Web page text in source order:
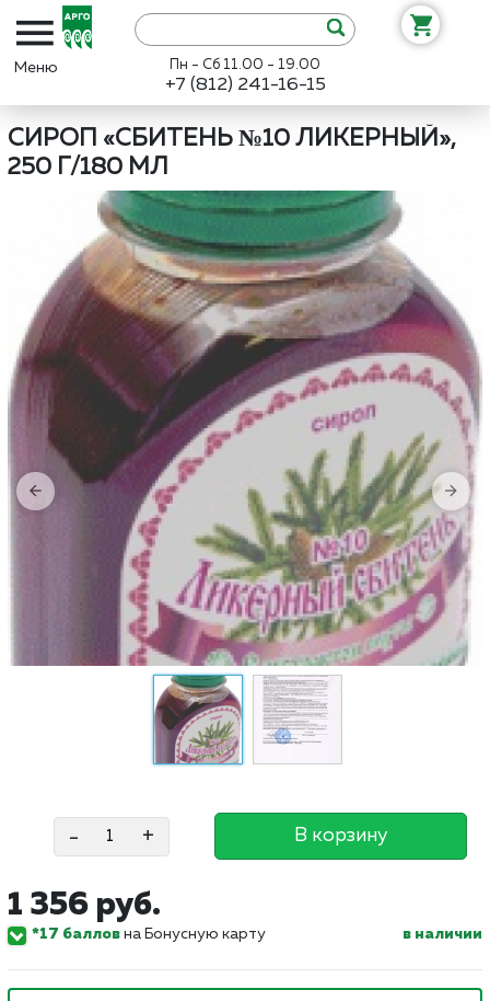
Пн - Сб 11.00 - 19.00
+7 (812) 241-16-15
СИРОП «СБИТЕНЬ №10 ЛИКЕРНЫЙ»,
250 Г/180 МЛ
- + В корзину
1 356 руб.
*17 баллов на Бонусную карту в наличии